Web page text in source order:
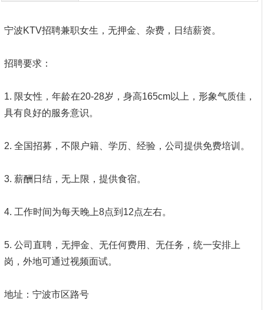
宁波KTV招聘兼职女生，无押金、杂费，日结薪资。
招聘要求：
1. 限女性，年龄在20-28岁，身高165cm以上，形象气质佳，
具有良好的服务意识。
2. 全国招募，不限户籍、学历、经验，公司提供免费培训。
3. 薪酬日结，无上限，提供食宿。
4. 工作时间为每天晚上8点到12点左右。
5. 公司直聘，无押金、无任何费用、无任务，统一安排上
岗，外地可通过视频面试。
地址：宁波市区路号